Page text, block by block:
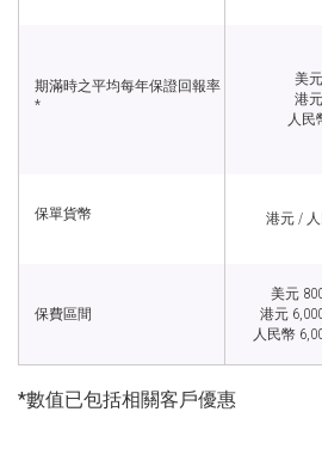
期滿時之平均每年保證回報率
*
美
港
人民
保單貨幣 港元 /
保費區間
美元
港元
人民幣
*數值已包括相關客戶優惠